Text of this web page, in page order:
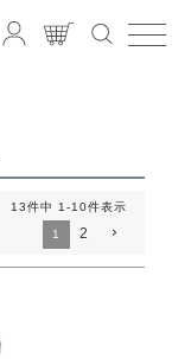
13件中 1-10件表示
1 2